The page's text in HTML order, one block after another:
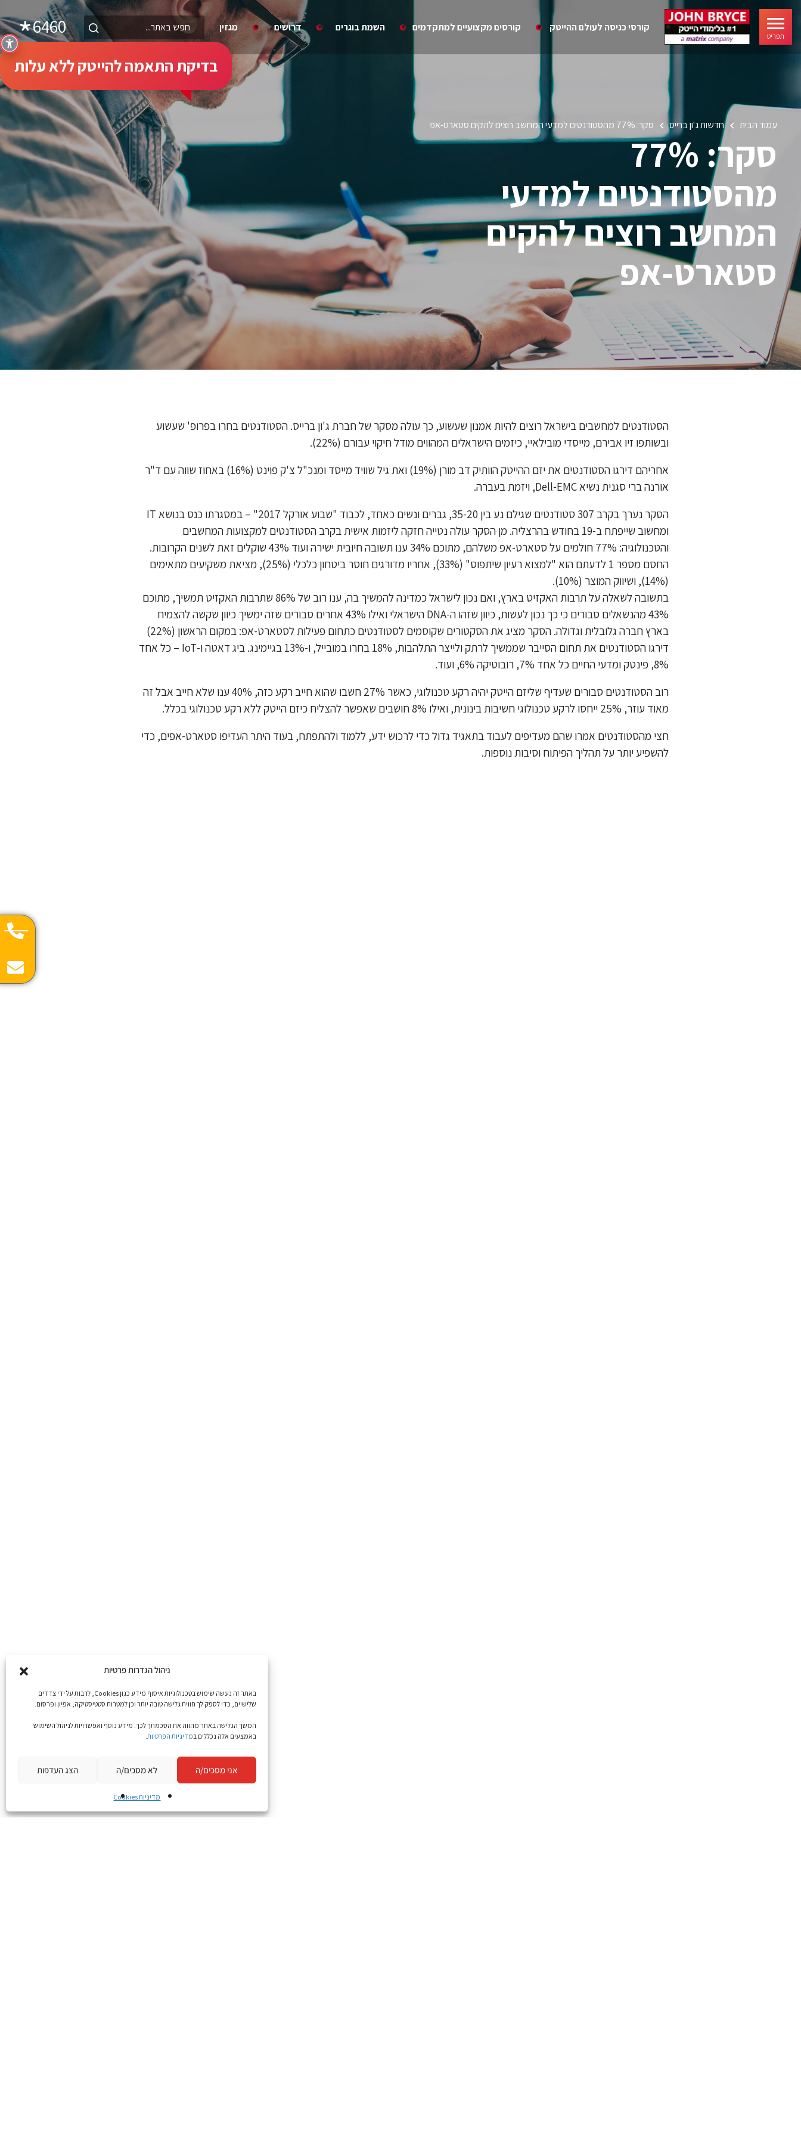
ניהול הגדרות פרטיות
באתר זה נעשה שימוש בטכנולוגיות איסוף מידע כגון Cookies, לרבות על ידי צדדים
שלישיים, כדי לספק לך חווית גלישה טובה יותר וכן למטרות סטטיסטיקה, אפיון ופרסום.
המשך הגלישה באתר מהווה את הסכמתך לכך. מידע נוסף ואפשרויות לניהול השימוש
באמצעים אלה נכללים במדיניות הפרטיות.
אני מסכים/ה לא מסכים/ה הצג העדפות
מדיניות Cookies
תפריט
קורסי כניסה לעולם ההייטק קורסים מקצועיים למתקדמים השמת בוגרים דרושים מגזין 6460
בדיקת התאמה להייטק ללא עלות
עמוד הבית חדשות ג'ון ברייס סקר: 77% מהסטודנטים למדעי המחשב רוצים להקים סטארט-אפ
סקר: 77%
מהסטודנטים למדעי
המחשב רוצים להקים
סטארט-אפ
הסטודנטים למחשבים בישראל רוצים להיות אמנון שעשוע, כך עולה מסקר של חברת ג'ון ברייס. הסטודנטים בחרו בפרופ' שעשוע
ובשותפו זיו אבירם, מייסדי מובילאיי, כיזמים הישראלים המהווים מודל חיקוי עבורם (22%).
אחריהם דירגו הסטודנטים את יזם ההייטק הוותיק דב מורן (19%) ואת גיל שוויד מייסד ומנכ"ל צ'ק פוינט (16%) באחוז שווה עם ד"ר
אורנה ברי סגנית נשיא Dell-EMC, ויזמת בעברה.
הסקר נערך בקרב 307 סטודנטים שגילם נע בין 35-20, גברים ונשים כאחד, לכבוד "שבוע אורקל 2017" – במסגרתו כנס בנושא IT
ומחשוב שייפתח ב-19 בחודש בהרצליה. מן הסקר עולה נטייה חזקה ליזמות אישית בקרב הסטודנטים למקצועות המחשבים
והטכנולוגיה: 77% חולמים על סטארט-אפ משלהם, מתוכם 34% ענו תשובה חיובית ישירה ועוד 43% שוקלים זאת לשנים הקרובות.
החסם מספר 1 לדעתם הוא "למצוא רעיון שיתפוס" (33%), אחריו מדורגים חוסר ביטחון כלכלי (25%), מציאת משקיעים מתאימים
(14%), ושיווק המוצר (10%).
בתשובה לשאלה על תרבות האקזיט בארץ, ואם נכון לישראל כמדינה להמשיך בה, ענו רוב של 86% שתרבות האקזיט תמשיך, מתוכם
43% מהנשאלים סבורים כי כך נכון לעשות, כיוון שזהו ה-DNA הישראלי ואילו 43% אחרים סבורים שזה ימשיך כיוון שקשה להצמיח
בארץ חברה גלובלית וגדולה. הסקר מציג את הסקטורים שקוסמים לסטודנטים כתחום פעילות לסטארט-אפ: במקום הראשון (22%)
דירגו הסטודנטים את תחום הסייבר שממשיך לרתק ולייצר התלהבות, 18% בחרו במובייל, ו-13% בגיימינג. ביג דאטה ו-IoT – כל אחד
8%, פינטק ומדעי החיים כל אחד 7%, רובוטיקה 6%, ועוד.
רוב הסטודנטים סבורים שעדיף שליזם הייטק יהיה רקע טכנולוגי, כאשר 27% חשבו שהוא חייב רקע כזה, 40% ענו שלא חייב אבל זה
מאוד עוזר, 25% ייחסו לרקע טכנולוגי חשיבות בינונית, ואילו 8% חושבים שאפשר להצליח כיזם הייטק ללא רקע טכנולוגי בכלל.
חצי מהסטודנטים אמרו שהם מעדיפים לעבוד בתאגיד גדול כדי לרכוש ידע, ללמוד ולהתפתח, בעוד היתר העדיפו סטארט-אפים, כדי
להשפיע יותר על תהליך הפיתוח וסיבות נוספות.